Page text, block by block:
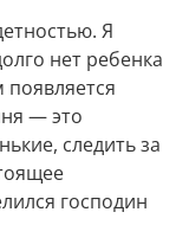
Я
нет ребенка
появляется
— это
следить за
господин